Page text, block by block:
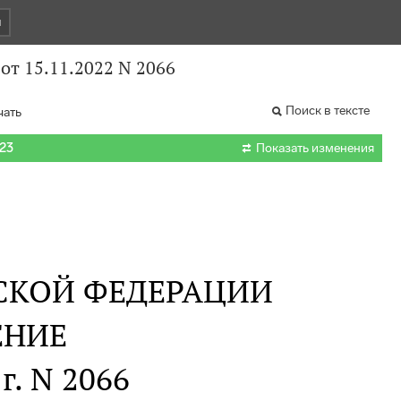
15.11.2022 N 2066
Поиск в тексте
 Показать изменения
ФЕДЕРАЦИИ
N 2066